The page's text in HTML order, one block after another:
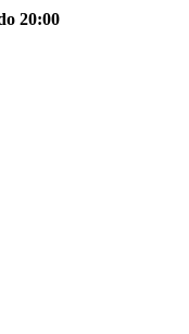
20:00